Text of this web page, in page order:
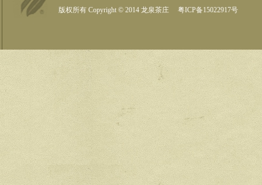
版权所有 Copyright © 2014 龙泉茶庄 粤ICP备15022917号